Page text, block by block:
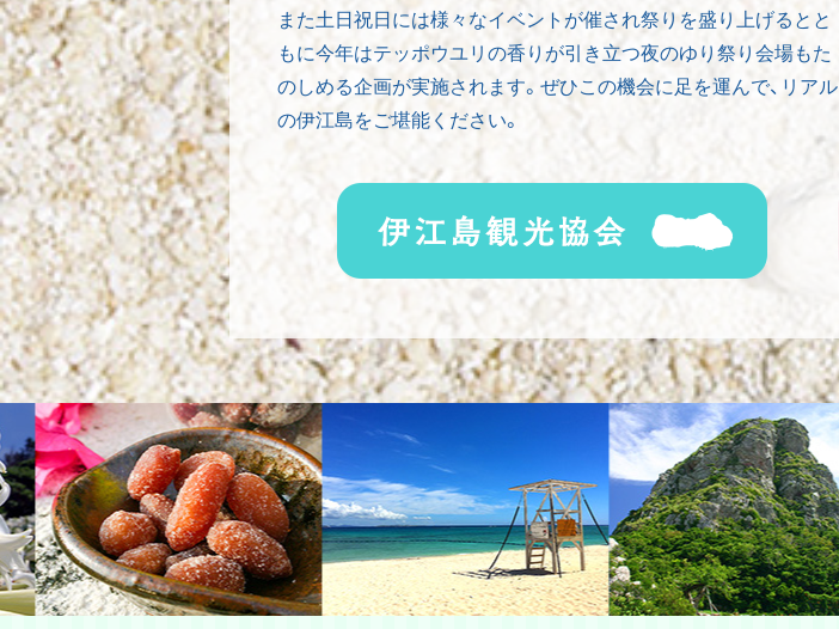
また土日祝日には様々なイベントが催され祭りを盛り上げるとと
もに今年はテッポウユリの香りが引き立つ夜のゆり祭り会場もた
のしめる企画が実施されます。ぜひこの機会に足を運んで、リアル
の伊江島をご堪能ください。